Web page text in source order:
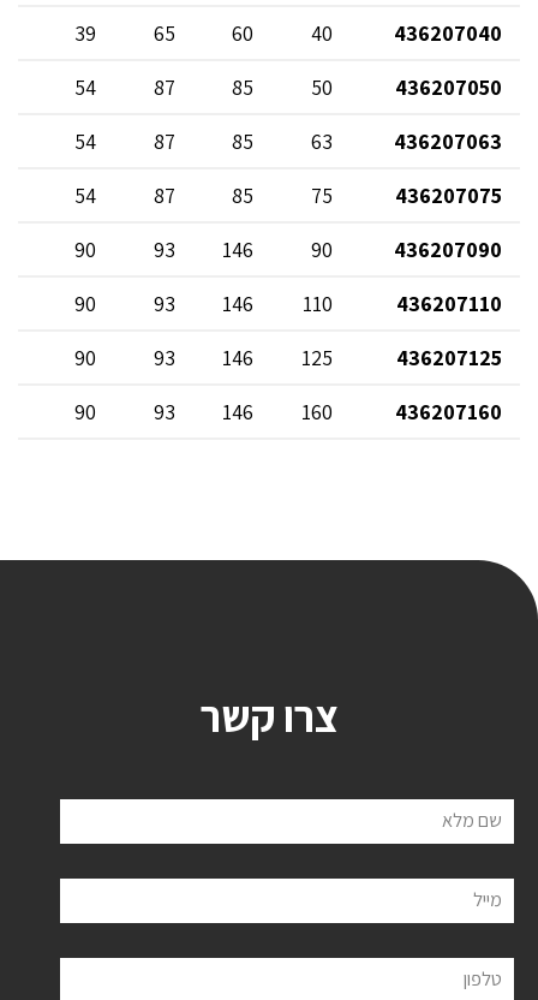
436207040
40
60
65
39
436207050
50
85
87
54
436207063
63
85
87
54
436207075
75
85
87
54
436207090
90
146
93
90
436207110
110
146
93
90
436207125
125
146
93
90
436207160
160
146
93
90
צרו קשר
שם מלא
מייל
טלפון